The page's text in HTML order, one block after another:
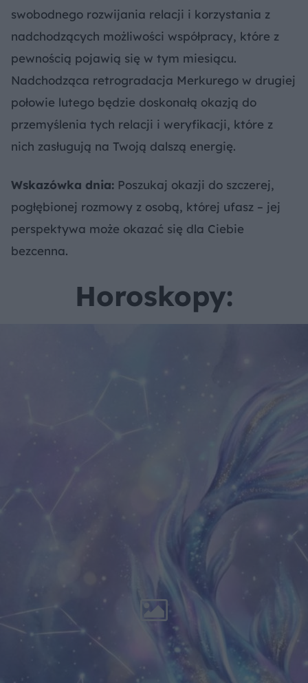
swobodnego rozwijania relacji i korzystania z
nadchodzących możliwości współpracy, które z
pewnością pojawią się w tym miesiącu.
Nadchodząca retrogradacja Merkurego w drugiej
połowie lutego będzie doskonałą okazją do
przemyślenia tych relacji i weryfikacji, które z
nich zasługują na Twoją dalszą energię.
Wskazówka dnia: Poszukaj okazji do szczerej,
pogłębionej rozmowy z osobą, której ufasz – jej
perspektywa może okazać się dla Ciebie
bezcenna.
Horoskopy: